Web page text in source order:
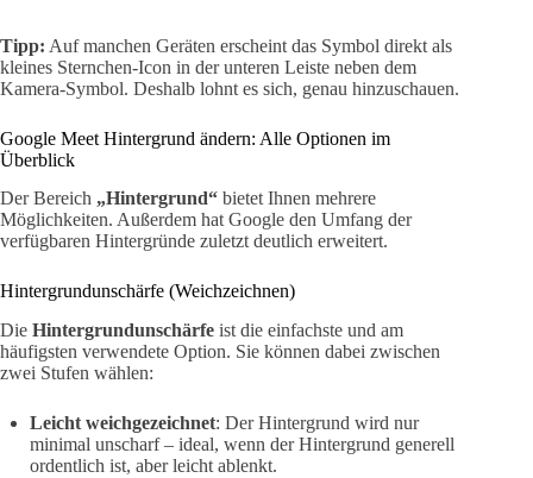
Tipp: Auf manchen Geräten erscheint das Symbol direkt als
kleines Sternchen-Icon in der unteren Leiste neben dem
Kamera-Symbol. Deshalb lohnt es sich, genau hinzuschauen.
Google Meet Hintergrund ändern: Alle Optionen im
Überblick
Der Bereich „Hintergrund“ bietet Ihnen mehrere
Möglichkeiten. Außerdem hat Google den Umfang der
verfügbaren Hintergründe zuletzt deutlich erweitert.
Hintergrundunschärfe (Weichzeichnen)
Die Hintergrundunschärfe ist die einfachste und am
häufigsten verwendete Option. Sie können dabei zwischen
zwei Stufen wählen:
Leicht weichgezeichnet: Der Hintergrund wird nur
minimal unscharf – ideal, wenn der Hintergrund generell
ordentlich ist, aber leicht ablenkt.